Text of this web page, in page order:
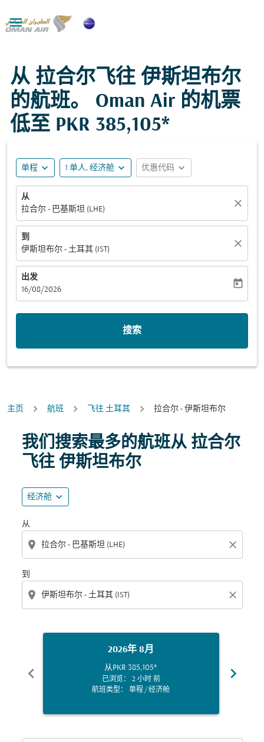

从 拉合尔飞往 伊斯坦布尔
的航班。 Oman Air 的机票
低至 PKR 385,105*
单程 expand_more 1 单人, 经济舱 expand_more 优惠代码 expand_more
从
拉合尔 - 巴基斯坦 (LHE)
close
到
伊斯坦布尔 - 土耳其 (IST)
close
出发
fc-booking-departure-date-aria-label
16/08/2026
today
搜索
主页 航班 飞往 土耳其 拉合尔 - 伊斯坦布尔
我们搜索最多的航班从 拉合尔
飞往 伊斯坦布尔
经济舱 expand_more
从
location_on close
到
location_on close
chevron_left
2026年 8月
从PKR 385,105*
已浏览： 2 小时 前
航班类型： 单程 /经济舱
chevron_right